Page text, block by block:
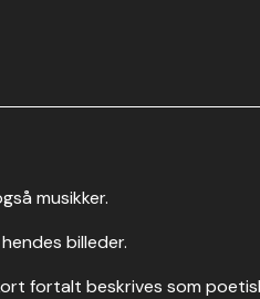
musikker.
billeder.
fortalt beskrives som